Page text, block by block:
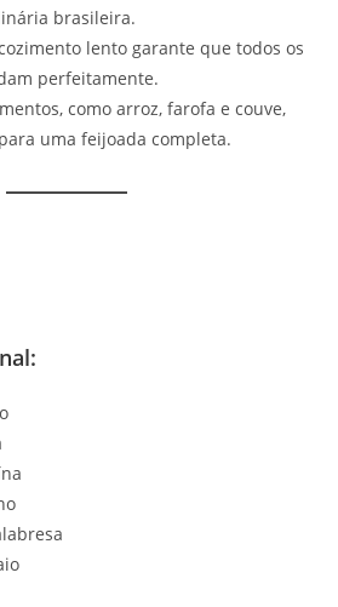
brasileira.
lento garante que todos os
perfeitamente.
como arroz, farofa e couve,
uma feijoada completa.